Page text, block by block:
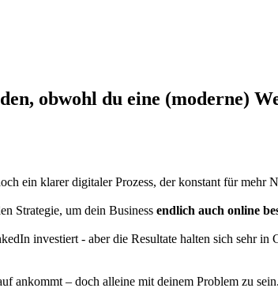
obwohl du eine (moderne)
ein klarer digitaler Prozess, der konstant für mehr
Strategie, um dein Business endlich auch online
investiert - aber die Resultate halten sich sehr in
ankommt – doch alleine mit deinem Problem zu sein.